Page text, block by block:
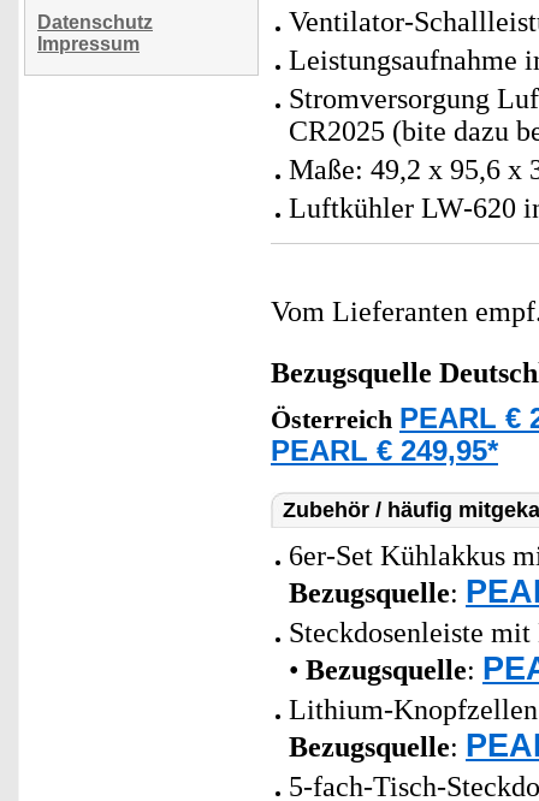
Datenschutz
Impressum
Ventilator-
Leistungsaufnahme
Stromversorgung
CR2025 (bite dazu
Maße: 49,2 x 95,6 x
Luftkühler LW-620
Vom Lieferanten
Bezugsquelle
Österreich PEARL €
PEARL € 249,95*
Zubehör / häufig
6er-Set Kühlakkus
Bezugsquelle:
Steckdosenleiste
• Bezugsquelle:
Lithium-Knopfzellen
Bezugsquelle:
5-fach-Tisch-